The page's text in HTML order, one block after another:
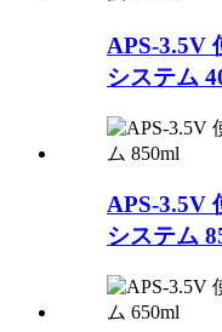
APS-3.5V
システム
APS-3.5V
システム